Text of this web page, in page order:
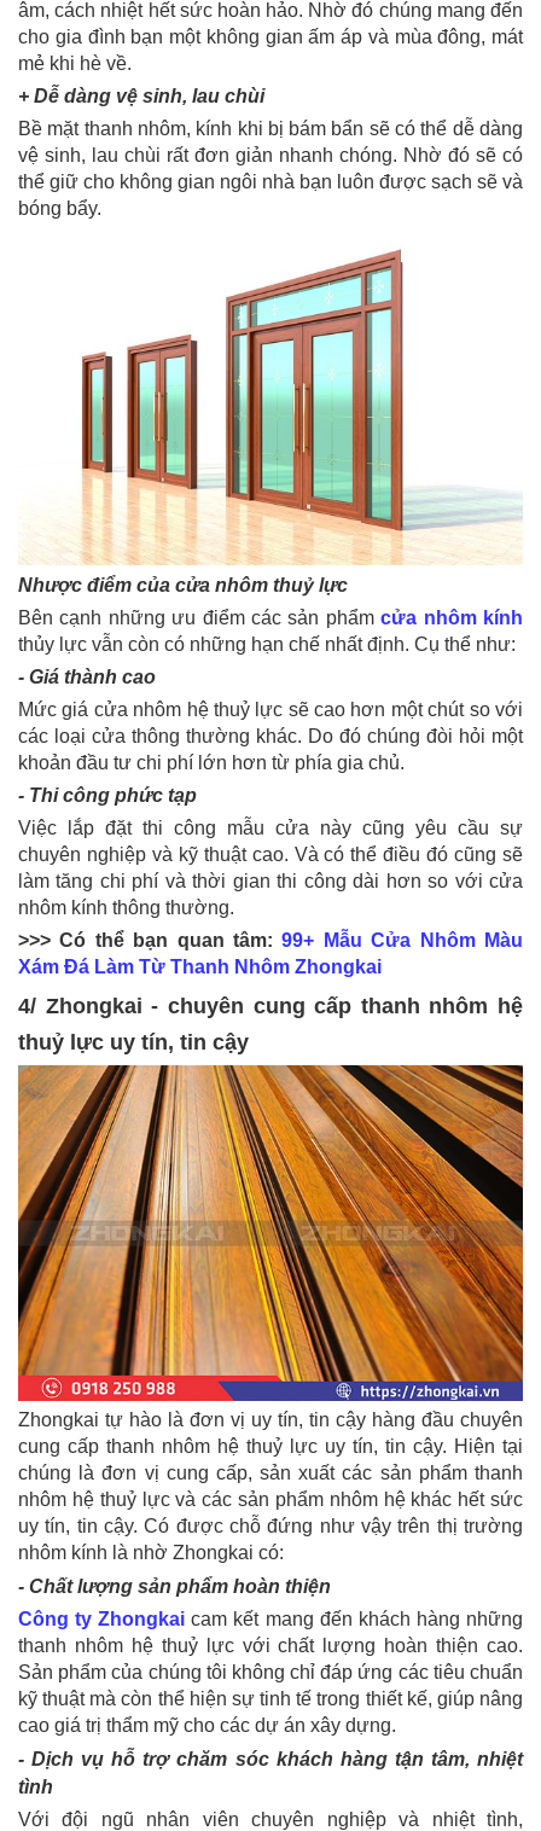
âm, cách nhiệt hết sức hoàn hảo. Nhờ đó chúng mang đến
cho gia đình bạn một không gian ấm áp và mùa đông, mát
mẻ khi hè về.
+ Dễ dàng vệ sinh, lau chùi
Bề mặt thanh nhôm, kính khi bị bám bẩn sẽ có thể dễ dàng
vệ sinh, lau chùi rất đơn giản nhanh chóng. Nhờ đó sẽ có
thể giữ cho không gian ngôi nhà bạn luôn được sạch sẽ và
bóng bẩy.
Nhược điểm của cửa nhôm thuỷ lực
Bên cạnh những ưu điểm các sản phẩmcửa nhôm kính
thủy lực vẫn còn có những hạn chế nhất định. Cụ thể như:
- Giá thành cao
Mức giá cửa nhôm hệ thuỷ lực sẽ cao hơn một chút so với
các loại cửa thông thường khác. Do đó chúng đòi hỏi một
khoản đầu tư chi phí lớn hơn từ phía gia chủ.
- Thi công phức tạp
Việc lắp đặt thi công mẫu cửa này cũng yêu cầu sự
chuyên nghiệp và kỹ thuật cao. Và có thể điều đó cũng sẽ
làm tăng chi phí và thời gian thi công dài hơn so với cửa
nhôm kính thông thường.
>>> Có thể bạn quan tâm:99+ Mẫu Cửa Nhôm Màu
Xám Đá Làm Từ Thanh Nhôm Zhongkai
4/ Zhongkai - chuyên cung cấp thanh nhôm hệ
thuỷ lực uy tín, tin cậy
Zhongkai tự hào là đơn vị uy tín, tin cậy hàng đầu chuyên
cung cấp thanh nhôm hệ thuỷ lực uy tín, tin cậy. Hiện tại
chúng là đơn vị cung cấp, sản xuất các sản phẩm thanh
nhôm hệ thuỷ lực và các sản phẩm nhôm hệ khác hết sức
uy tín, tin cậy. Có được chỗ đứng như vậy trên thị trường
nhôm kính là nhờ Zhongkai có:
- Chất lượng sản phẩm hoàn thiện
Công ty Zhongkai cam kết mang đến khách hàng những
thanh nhôm hệ thuỷ lực với chất lượng hoàn thiện cao.
Sản phẩm của chúng tôi không chỉ đáp ứng các tiêu chuẩn
kỹ thuật mà còn thể hiện sự tinh tế trong thiết kế, giúp nâng
cao giá trị thẩm mỹ cho các dự án xây dựng.
- Dịch vụ hỗ trợ chăm sóc khách hàng tận tâm, nhiệt
tình
Với đội ngũ nhân viên chuyên nghiệp và nhiệt tình,